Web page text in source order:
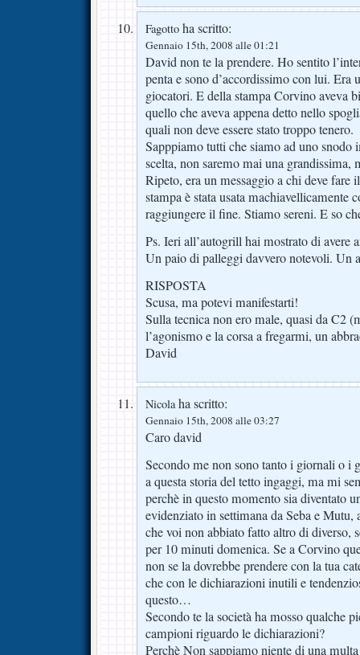
Fagotto ha scritto:
Gennaio 15th, 2008 alle 01:21
David non te la prendere. Ho sentito
penta e sono d’accordissimo con lui. Era
giocatori. E della stampa Corvino aveva
quello che aveva appena detto nello
quali non deve essere stato troppo tenero.
Sapppiamo tutti che siamo ad uno snodo
scelta, non saremo mai una grandissima,
Ripeto, era un messaggio a chi deve fare
stampa è stata usata machiavellicamente
raggiungere il fine. Stiamo sereni. E so
Ps. Ieri all’autogrill hai mostrato di avere
Un paio di palleggi davvero notevoli. Un
RISPOSTA
Scusa, ma potevi manifestarti!
Sulla tecnica non ero male, quasi da C2
l’agonismo e la corsa a fregarmi, un
David
Nicolaha scritto:
Gennaio 15th, 2008 alle 03:27
Caro david
Secondo me non sono tanto i giornali o i
a questa storia del tetto ingaggi, ma mi
perchè in questo momento sia diventato
evidenziato in settimana da Seba e Mutu,
che voi non abbiato fatto altro di diverso,
per 10 minuti domenica. Se a Corvino
non se la dovrebbe prendere con la tua
che con le dichiarazioni inutili e
questo…
Secondo te la società ha mosso qualche
campioni riguardo le dichiarazioni?
Perchè Non sappiamo niente di una